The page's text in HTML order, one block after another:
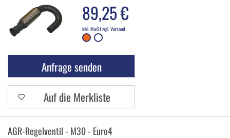
89,25 €
inkl. MwSt zzgl. Versand
Anfrage senden
Auf die Merkliste
AGR-Regelventil - M30 - Euro4